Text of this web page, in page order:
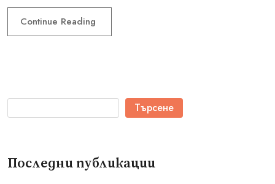
Continue Reading
Търсене
Последни публикации